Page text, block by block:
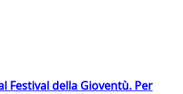
Festival della Gioventù. Per